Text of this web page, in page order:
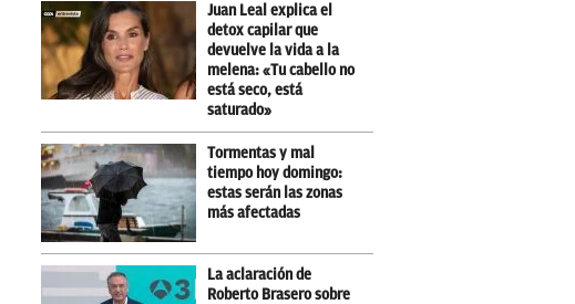
Juan Leal explica el
detox capilar que
devuelve la vida a la
melena: «Tu cabello no
está seco, está
saturado»
Tormentas y mal
tiempo hoy domingo:
estas serán las zonas
más afectadas
La aclaración de
Roberto Brasero sobre